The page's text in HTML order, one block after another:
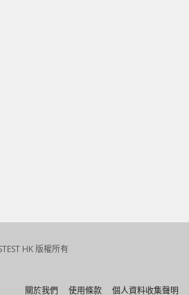
HK 版權所有
關於我們 使用條款 個人資料收集聲明